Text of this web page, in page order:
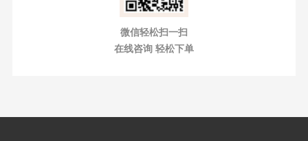
微信轻松扫一扫
在线咨询 轻松下单